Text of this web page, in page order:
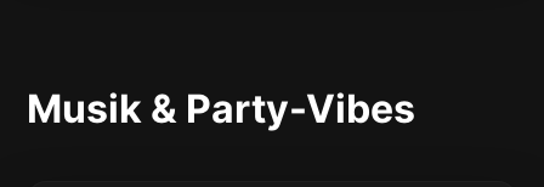
Musik & Party-Vibes